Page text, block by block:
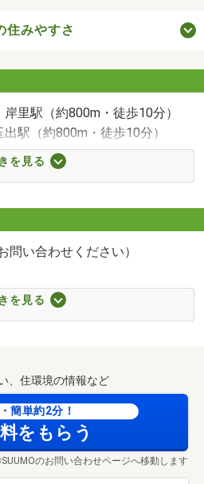
住みやすさ
里駅（約800m・徒歩10分）
駅（約800m・徒歩10分）
・徒歩5分）
ン千本中２丁目店（約180m・
100m・徒歩2分）
を見る
問い合わせください）
必ずお問い合わせください）
予約はハードルが高いと感じて
めていないけど来場予約しても
決まってないけど建物だけ見る
を見る
、住環境の情報など
簡単約2分！
をもらう
のお問い合わせページへ移動します